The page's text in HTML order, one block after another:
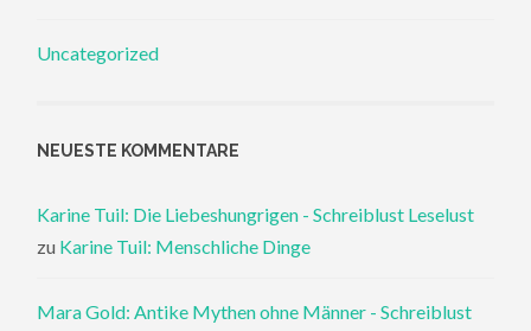
Uncategorized
NEUESTE KOMMENTARE
Karine Tuil: Die Liebeshungrigen - Schreiblust Leselust
zu Karine Tuil: Menschliche Dinge
Mara Gold: Antike Mythen ohne Männer - Schreiblust